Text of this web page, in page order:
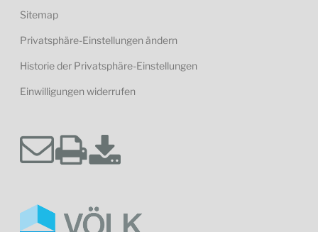
Sitemap
Privatsphäre-Einstellungen ändern
Historie der Privatsphäre-Einstellungen
Einwilligungen widerrufen